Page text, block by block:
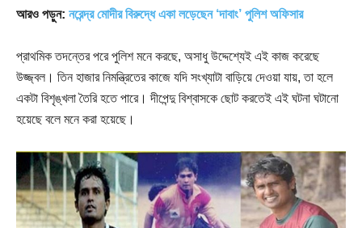
আরও পড়ুন: নরেন্দ্র মোদীর বিরুদ্ধে একা লড়েছেন ‘দাবাং’ পুলিশ অফিসার
প্রাথমিক তদন্তের পরে পুলিশ মনে করছে, অসাধু উদ্দেশ্যেই এই কাজ করেছে
উজ্জ্বল। তিন হাজার নিমন্ত্রিতের কাজে যদি সংখ্যাটা বাড়িয়ে দেওয়া যায়, তা হলে
একটা বিশৃঙ্খলা তৈরি হতে পারে। দীপেন্দু বিশ্বাসকে ছোট করতেই এই ঘটনা ঘটানো
হয়েছে বলে মনে করা হয়েছে।